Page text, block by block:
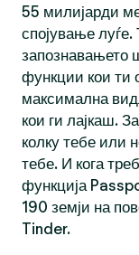
55 милијарди
спојување луѓе.
запознавањето
функции кои ти
максимална
кои ги лајкаш.
колку тебе или
тебе. И кога
функција
190 земји на
Tinder.